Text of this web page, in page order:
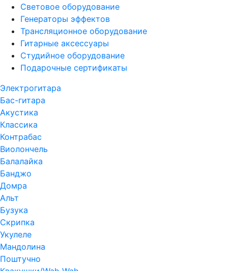
Световое оборудование
Генераторы эффектов
Трансляционное оборудование
Гитарные аксессуары
Студийное оборудование
Подарочные сертификаты
Электрогитара
Бас-гитара
Акустика
Классика
Контрабас
Виолончель
Балалайка
Банджо
Домра
Альт
Бузука
Скрипка
Укулеле
Мандолина
Поштучно